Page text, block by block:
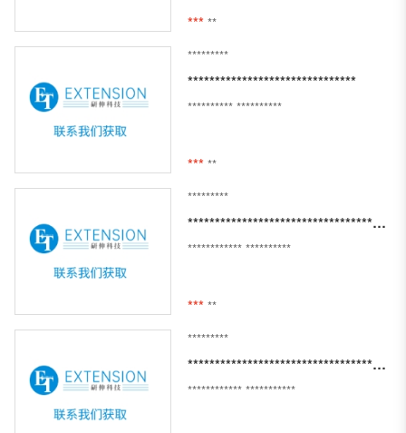
*** **
*********
*******************************
********** **********
*** **
*********
*********************************************
************ **********
*** **
*********
***************************************************
************ ***********